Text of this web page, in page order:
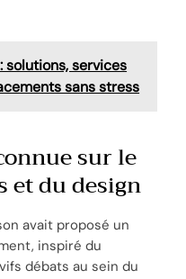
solutions, services
sans stress
sur le
et du design
avait proposé un
inspiré du
débats au sein du